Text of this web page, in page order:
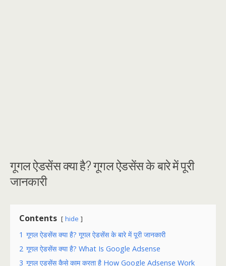
गूगल ऐडसेंस क्या है? गूगल ऐडसेंस के बारे में पूरी
जानकारी
Contents hide
1 गूगल ऐडसेंस क्या है? गूगल ऐडसेंस के बारे में पूरी जानकारी
2 गूगल ऐडसेंस क्या है? What Is Google Adsense
3 गूगल एडसेंस कैसे काम करता है How Google Adsense Work